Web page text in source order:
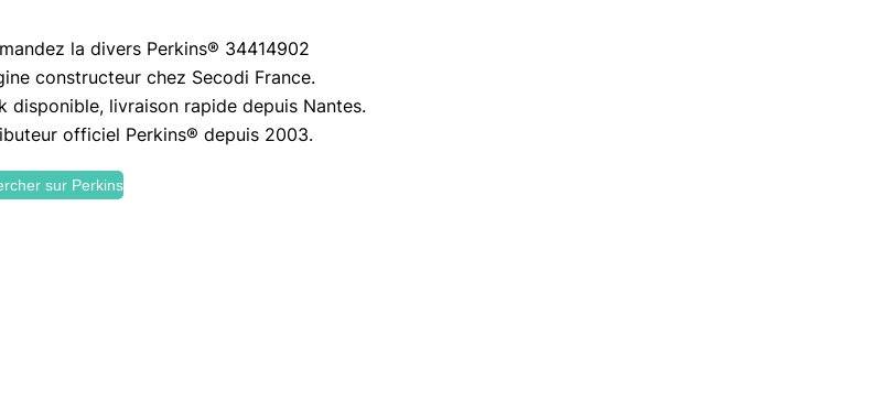
la divers Perkins® 34414902
constructeur chez Secodi France.
disponible, livraison rapide depuis Nantes.
officiel Perkins® depuis 2003.
sur Perkins